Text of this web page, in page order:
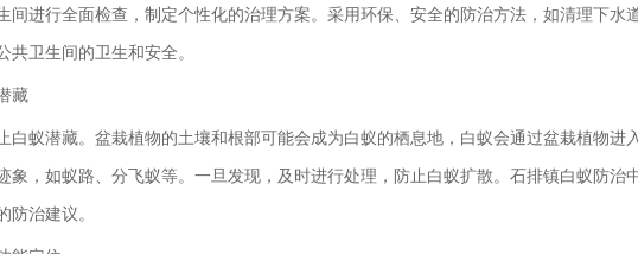
间进行全面检查，制定个性化的治理方案。采用环保、安全的防治方法，如清理下水
共卫生间的卫生和安全。
藏
白蚁潜藏。盆栽植物的土壤和根部可能会成为白蚁的栖息地，白蚁会通过盆栽植物进
象，如蚁路、分飞蚁等。一旦发现，及时进行处理，防止白蚁扩散。石排镇白蚁防治
防治建议。